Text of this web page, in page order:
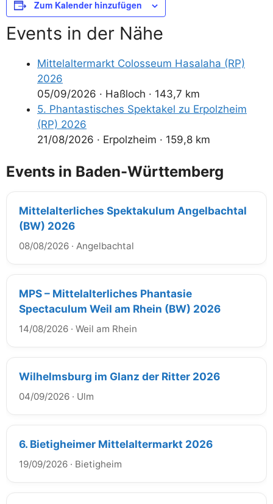
Zum Kalender hinzufügen
Events in der Nähe
Mittelaltermarkt Colosseum Hasalaha (RP)
2026
05/09/2026 · Haßloch · 143,7 km
5. Phantastisches Spektakel zu Erpolzheim
(RP) 2026
21/08/2026 · Erpolzheim · 159,8 km
Events in Baden-Württemberg
Mittelalterliches Spektakulum Angelbachtal
(BW) 2026
08/08/2026 · Angelbachtal
MPS – Mittelalterliches Phantasie
Spectaculum Weil am Rhein (BW) 2026
14/08/2026 · Weil am Rhein
Wilhelmsburg im Glanz der Ritter 2026
04/09/2026 · Ulm
6. Bietigheimer Mittelaltermarkt 2026
19/09/2026 · Bietigheim